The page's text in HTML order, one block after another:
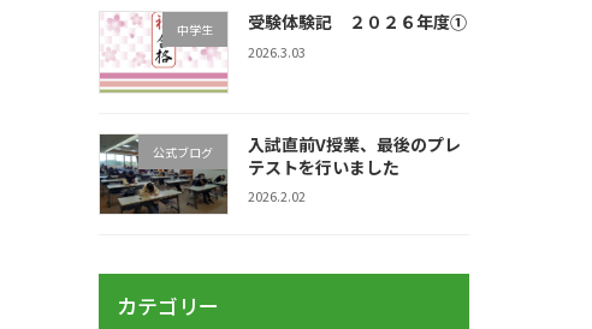
中学生 受験体験記 ２０２６年度①
2026.3.03
公式ブログ
入試直前V授業、最後のプレ
テストを行いました
2026.2.02
カテゴリー